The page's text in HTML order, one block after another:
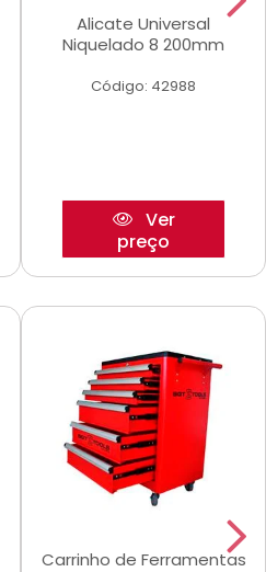
Alicate Universal
Niquelado 8 200mm
Código: 42988
Ver
preço
Carrinho de Ferramentas